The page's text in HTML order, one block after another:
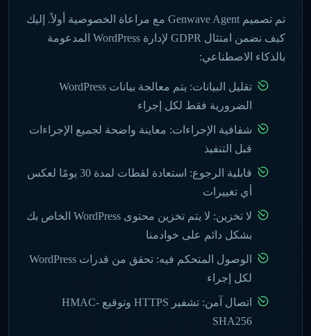
تم تصميم Genwave Agent مع مراعاة الخصوصية أولاً. إليك
كيف نضمن امتثال GDPR لإدارة WordPress المدعومة
بالذكاء الاصطناعي:
تقليل البيانات: يتم معالجة بيانات WordPress
الضرورية فقط لكل إجراء
شفافية الإجراءات: معاينة واضحة لجميع الإجراءات
قبل التنفيذ
قابلية الرجوع: استعادة لقطات لمدة 30 يومًا لعكس
أي تغييرات
لا تخزين: لا يتم تخزين محتوى WordPress الخاص بك
بشكل دائم على خوادمنا
الوصول المتحكم فيه: تحقق من قدرات WordPress
لكل إجراء
اتصال آمن: تشفير HTTPS وتوقيع HMAC-
SHA256